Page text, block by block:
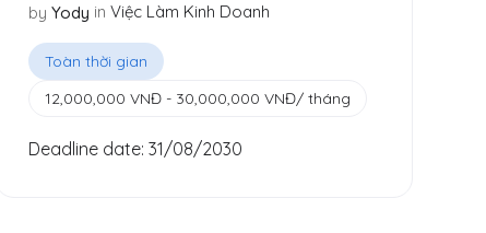
by Yody in Việc Làm Kinh Doanh
Toàn thời gian
12,000,000 VNĐ- 30,000,000 VNĐ/ tháng
Deadline date: 31/08/2030